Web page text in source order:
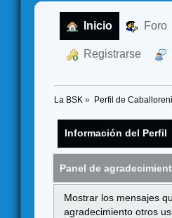
Inicio Foro
Registrarse
La BSK » Perfil de
Información del Perfil
Panel de
Mostrar los mensajes
agradecimiento otros